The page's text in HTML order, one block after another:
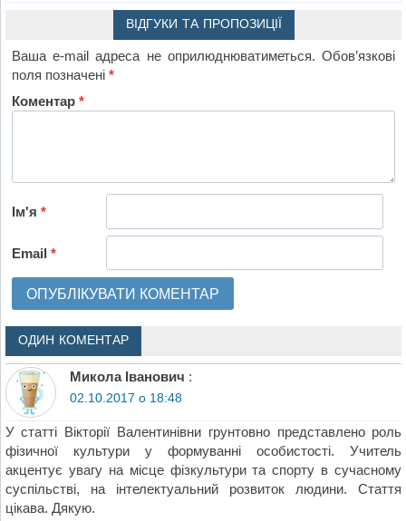
ВІДГУКИ ТА ПРОПОЗИЦІЇ
Ваша e-mail адреса не оприлюднюватиметься. Обов’язкові
поля позначені*
Коментар*
Ім'я*
Email*
ОДИН КОМЕНТАР
Микола Іванович :
02.10.2017 о 18:48
У статті Вікторії Валентинівни грунтовно представлено роль
фізичної культури у формуванні особистості. Учитель
акцентує увагу на місце фізкультури та спорту в сучасному
суспільстві, на інтелектуальний розвиток людини. Стаття
цікава. Дякую.